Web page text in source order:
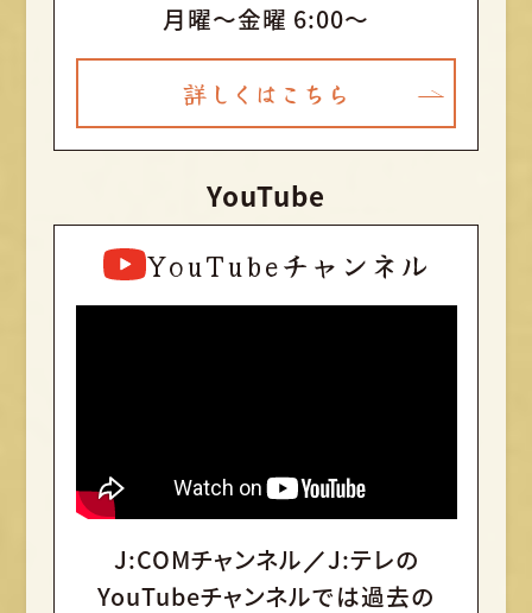
月曜〜金曜 6:00～
詳しくはこちら
YouTube
YouTubeチャンネル
J:COMチャンネル／J:テレの
YouTubeチャンネルでは過去の